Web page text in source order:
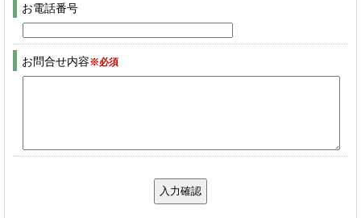
お電話番号
お問合せ内容※必須